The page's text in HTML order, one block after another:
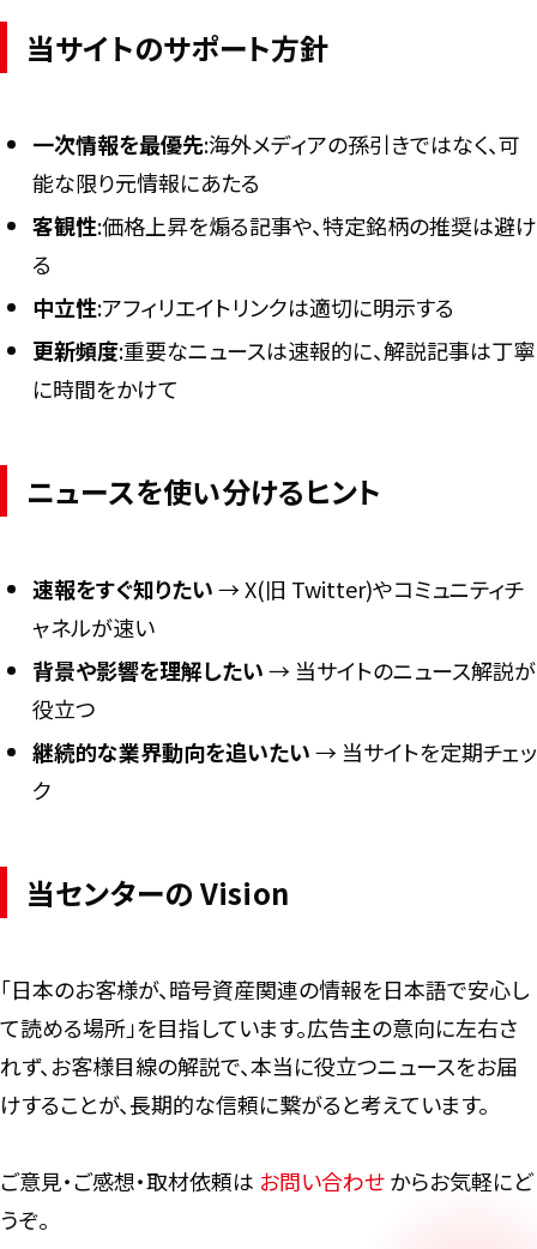
当サイトのサポート方針
一次情報を最優先:海外メディアの孫引きではなく、可
能な限り元情報にあたる
客観性:価格上昇を煽る記事や、特定銘柄の推奨は避け
る
中立性:アフィリエイトリンクは適切に明示する
更新頻度:重要なニュースは速報的に、解説記事は丁寧
に時間をかけて
ニュースを使い分けるヒント
速報をすぐ知りたい→ X(旧 Twitter)やコミュニティチ
ャネルが速い
背景や影響を理解したい→ 当サイトのニュース解説が
役立つ
継続的な業界動向を追いたい→ 当サイトを定期チェッ
ク
当センターの Vision
「日本のお客様が、暗号資産関連の情報を日本語で安心し
て読める場所」を目指しています。広告主の意向に左右さ
れず、お客様目線の解説で、本当に役立つニュースをお届
けすることが、長期的な信頼に繋がると考えています。
ご意見・ご感想・取材依頼は お問い合わせからお気軽にど
うぞ。